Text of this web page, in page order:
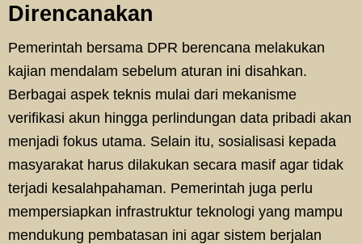
Direncanakan
Pemerintah bersama DPR berencana melakukan
kajian mendalam sebelum aturan ini disahkan.
Berbagai aspek teknis mulai dari mekanisme
verifikasi akun hingga perlindungan data pribadi akan
menjadi fokus utama. Selain itu, sosialisasi kepada
masyarakat harus dilakukan secara masif agar tidak
terjadi kesalahpahaman. Pemerintah juga perlu
mempersiapkan infrastruktur teknologi yang mampu
mendukung pembatasan ini agar sistem berjalan